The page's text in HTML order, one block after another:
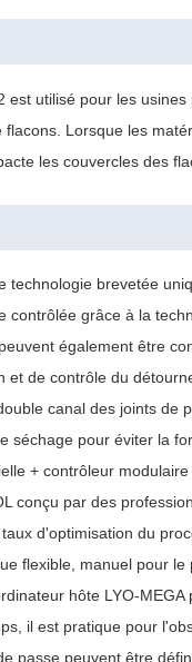
est utilisé pour les
Lorsque les
les couvercles des
technologie brevetée
contrôlée grâce à la
également être
et de contrôle du
canal des joints de
séchage pour éviter la
+ contrôleur
conçu par des
d'optimisation du
flexible, manuel pour
hôte LYO-
il est pratique pour
passe peuvent être